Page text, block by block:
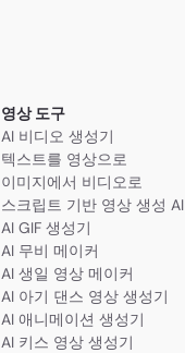
영상 도구
AI 비디오 생성기
텍스트를 영상으로
이미지에서 비디오로
스크립트 기반 영상 생성 AI
AI GIF 생성기
AI 무비 메이커
AI 생일 영상 메이커
AI 아기 댄스 영상 생성기
AI 애니메이션 생성기
AI 키스 영상 생성기